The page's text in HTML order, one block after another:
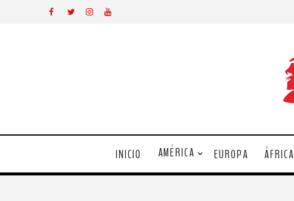
INICIO AMÉRICA EUROPA ÁFRICA